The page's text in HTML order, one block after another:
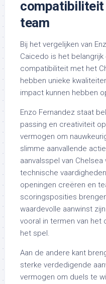
compatibiliteit
team
Bij het vergelijken van
Caicedo is het belangrijk
compatibiliteit met het
hebben unieke
impact kunnen hebben
Enzo Fernandez staat
passing en creativiteit
vermogen om
slimme aanvallende
aanvalsspel van
technische
openingen creëren en
scoringsposities
waardevolle aanwinst
vooral in termen van het
het spel.
Aan de andere kant
sterke verdedigende
vermogen om duels te